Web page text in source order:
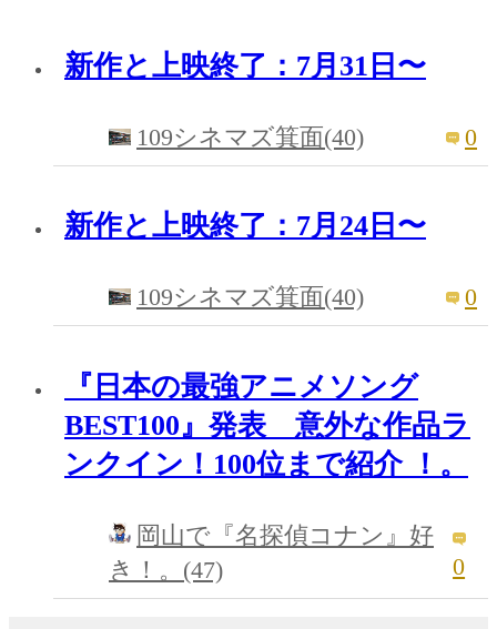
新作と上映終了：7月31日〜
109シネマズ箕面(40) 0
新作と上映終了：7月24日〜
109シネマズ箕面(40) 0
『日本の最強アニメソング
BEST100』発表 意外な作品ラ
ンクイン！100位まで紹介 ！。
岡山で『名探偵コナン』好
き！。(47)
0